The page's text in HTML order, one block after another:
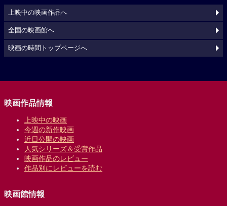
上映中の映画作品へ
全国の映画館へ
映画の時間トップページへ
映画作品情報
上映中の映画
今週の新作映画
近日公開の映画
人気シリーズ＆受賞作品
映画作品のレビュー
作品別にレビューを読む
映画館情報